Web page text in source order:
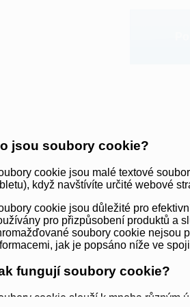
jsou soubory cookie?
cookie jsou malé textové
když navštívíte určité webové
cookie jsou důležité pro
pro přizpůsobení produktů a
soubory cookie nejsou
jak je popsáno níže ve
fungují soubory cookie?
cookie slouží k mnoha různým